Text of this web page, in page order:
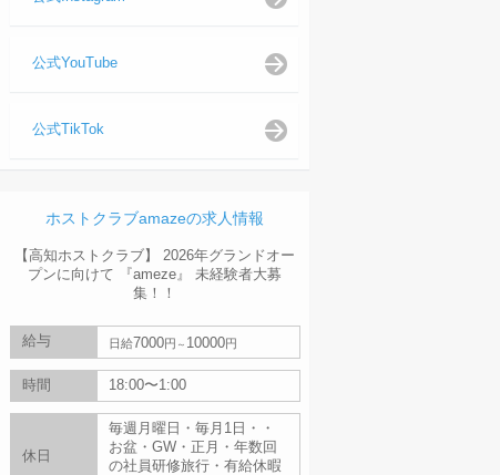
公式YouTube
公式TikTok
ホストクラブamazeの求人情報
【高知ホストクラブ】 2026年グランドオー
プンに向けて 『ameze』 未経験者大募
集！！
給与 日給7000円 10000円
時間 18:00〜1:00
休日
毎週月曜日・毎月1日・・
お盆・GW・正月・年数回
の社員研修旅行・有給休暇